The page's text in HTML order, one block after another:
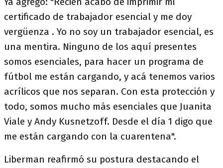
certificado de trabajador esencial y me doy
vergüenza . Yo no soy un trabajador esencial, es
una mentira. Ninguno de los aquí presentes
somos esenciales, para hacer un programa de
fútbol me están cargando, y acá tenemos varios
acrílicos que nos separan. Con esta protección y
todo, somos mucho más esenciales que Juanita
Viale y Andy Kusnetzoff. Desde el día 1 digo que
me están cargando con la cuarentena".
Liberman reafirmó su postura destacando el